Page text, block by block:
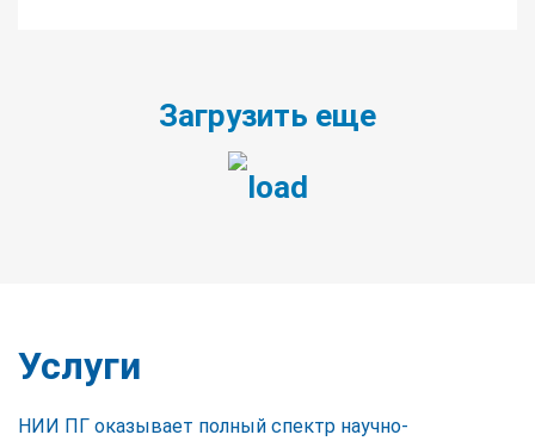
Загрузить еще
Услуги
НИИ ПГ оказывает полный спектр научно-